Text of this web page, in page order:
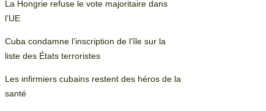
La Hongrie refuse le vote majoritaire dans
l’UE
Cuba condamne l’inscription de l’île sur la
liste des États terroristes
Les infirmiers cubains restent des héros de la
santé